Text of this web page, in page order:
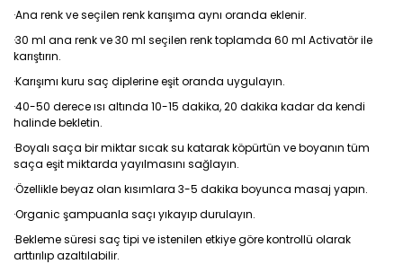
·Ana renk ve seçilen renk karışıma aynı oranda eklenir.
·30 ml ana renk ve 30 ml seçilen renk toplamda 60 ml Activatör ile
karıştırın.
·Karışımı kuru saç diplerine eşit oranda uygulayın.
·40-50 derece ısı altında 10-15 dakika, 20 dakika kadar da kendi
halinde bekletin.
·Boyalı saça bir miktar sıcak su katarak köpürtün ve boyanın tüm
saça eşit miktarda yayılmasını sağlayın.
·Özellikle beyaz olan kısımlara 3-5 dakika boyunca masaj yapın.
·Organic şampuanla saçı yıkayıp durulayın.
·Bekleme süresi saç tipi ve istenilen etkiye göre kontrollü olarak
arttırılıp azaltılabilir.